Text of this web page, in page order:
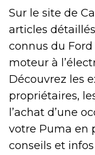
Sur le site de
articles
connus du Ford
moteur à
Découvrez les
propriétaires,
l’achat d’une
votre Puma en
conseils et